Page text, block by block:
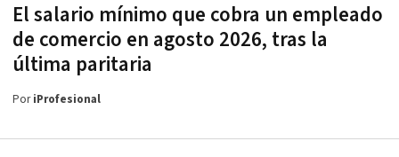
El salario mínimo que cobra un empleado
de comercio en agosto 2026, tras la
última paritaria
PoriProfesional